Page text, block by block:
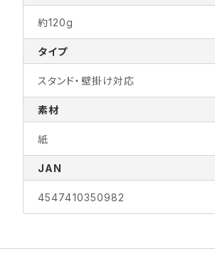
約120g
タイプ
スタンド・壁掛け対応
素材
紙
JAN
4547410350982